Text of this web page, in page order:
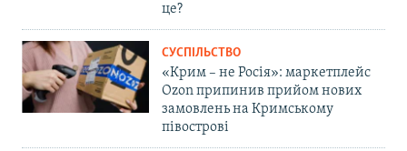
це?
СУСПІЛЬСТВО
«Крим – не Росія»: маркетплейс
Ozon припинив прийом нових
замовлень на Кримському
півострові